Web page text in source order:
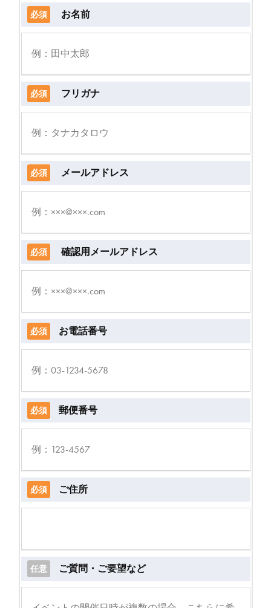
必須 お名前
必須 フリガナ
必須 メールアドレス
必須 確認用メールアドレス
必須 お電話番号
必須 郵便番号
必須 ご住所
任意 ご質問・ご要望など